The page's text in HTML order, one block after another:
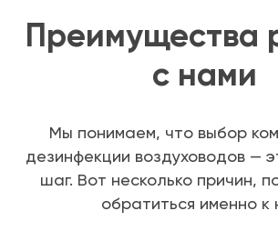
Преимущества
с нами
Мы понимаем, что выбор
дезинфекции воздуховодов —
шаг. Вот несколько причин,
обратиться именно к